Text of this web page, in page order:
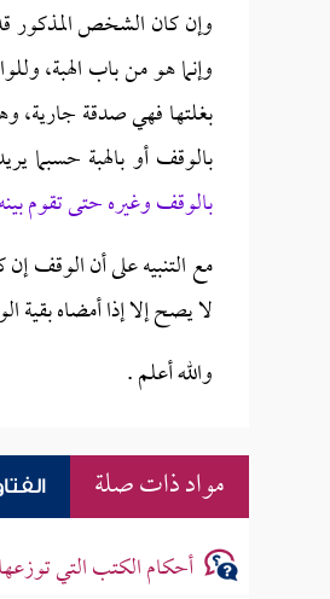
وإن كان الشخص المذكور
وإنما هو من باب الهبة،
بغلتها فهي صدقة جارية،
بالوقف أو بالهبة حسبما
بالوقف وغيره حتى تقوم
مع التنبيه على أن الوقف
لا يصح إلا إذا أمضاه
والله أعلم .
مواد ذات صلة
أحكام الكتب التي